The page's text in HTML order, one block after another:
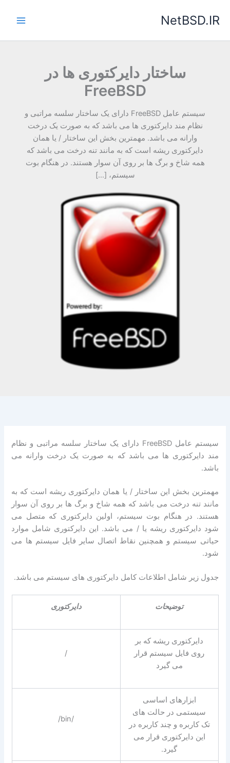
NetBSD.IR
ساختار دایرکتوری ها در
FreeBSD
سیستم عامل FreeBSD دارای یک ساختار سلسه مراتبی و
نظام مند دایرکتوری ها می باشد که به صورت یک درخت
وارانه می باشد. مهمترین بخش این ساختار / یا همان
دایرکتوری ریشه است که به مانند تنه درخت می باشد که
همه شاخ و برگ ها بر روی آن سوار هستند. در هنگام بوت
سیستم، […]
سیستم عامل FreeBSD دارای یک ساختار سلسه مراتبی و نظام
مند دایرکتوری ها می باشد که به صورت یک درخت وارانه می
باشد.
مهمترین بخش این ساختار / یا همان دایرکتوری ریشه است که به
مانند تنه درخت می باشد که همه شاخ و برگ ها بر روی آن سوار
هستند. در هنگام بوت سیستم، اولین دایرکتوری که متصل می
شود دایرکتوری ریشه یا / می باشد. این دایرکتوری شامل موارد
حیاتی سیستم و همچنین نقاط اتصال سایر فایل سیستم ها می
شود.
جدول زیر شامل اطلاعات کامل دایرکتوری های سیستم می باشد.
توضیحات دایرکتوری
دایرکتوری ریشه که بر
روی فایل سیستم قرار
می گیرد
/
ابزارهای اساسی
سیستمی در حالت های
تک کاربره و چند کاربره در
این دایرکتوری قرار می
گیرد.
/bin/